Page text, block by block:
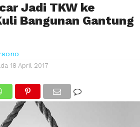
Jadi TKW ke
Bangunan Gantung
18 April 2017